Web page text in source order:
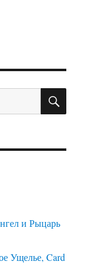
и Рыцарь
Ущелье, Card